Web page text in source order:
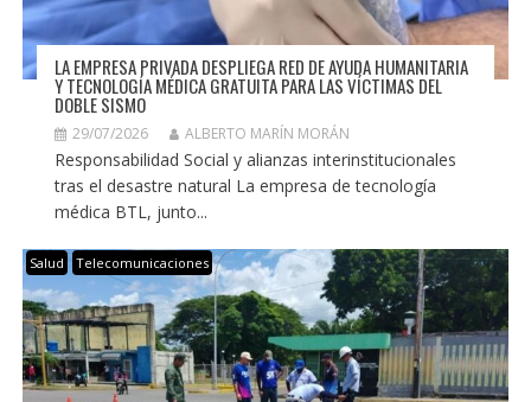
LA EMPRESA PRIVADA DESPLIEGA RED DE AYUDA HUMANITARIA
Y TECNOLOGÍA MÉDICA GRATUITA PARA LAS VÍCTIMAS DEL
DOBLE SISMO
29/07/2026 ALBERTO MARÍN MORÁN
Responsabilidad Social y alianzas interinstitucionales
tras el desastre natural La empresa de tecnología
médica BTL, junto...
Salud Telecomunicaciones